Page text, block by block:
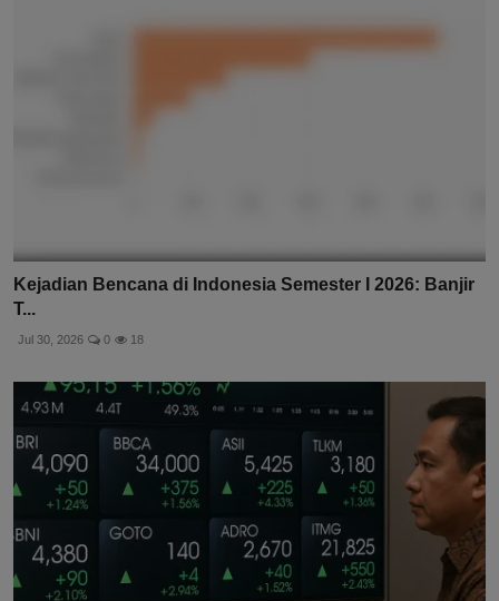
Kejadian Bencana di Indonesia Semester I 2026: Banjir
T...
Jul 30, 2026 0 18